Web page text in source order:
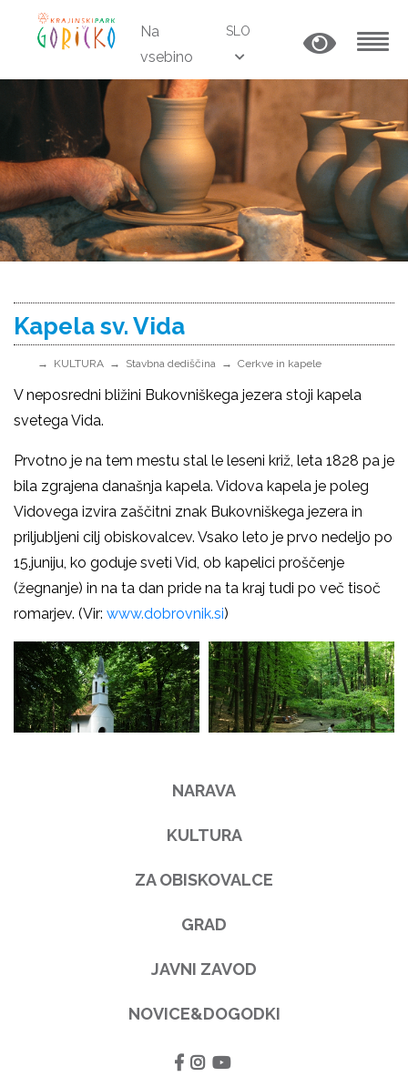
Na
vsebino
SLO
Kapela sv. Vida
KULTURA Stavbna dediščina Cerkve in kapele
V neposredni bližini Bukovniškega jezera stoji kapela
svetega Vida.
Prvotno je na tem mestu stal le leseni križ, leta 1828 pa je
bila zgrajena današnja kapela. Vidova kapela je poleg
Vidovega izvira zaščitni znak Bukovniškega jezera in
priljubljeni cilj obiskovalcev. Vsako leto je prvo nedeljo po
15.juniju, ko goduje sveti Vid, ob kapelici proščenje
(žegnanje) in na ta dan pride na ta kraj tudi po več tisoč
romarjev. (Vir: www.dobrovnik.si)
NARAVA
KULTURA
ZA OBISKOVALCE
GRAD
JAVNI ZAVOD
NOVICE&DOGODKI